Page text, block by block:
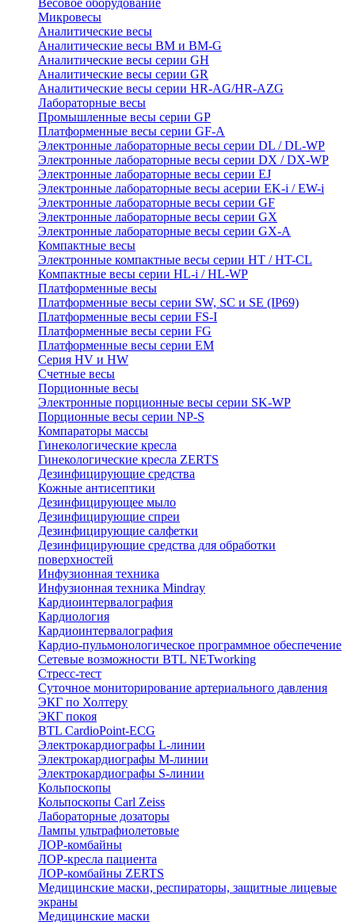
Весовое оборудование
Микровесы
Аналитические весы
Аналитические весы BM и BM-G
Аналитические весы серии GH
Аналитические весы серии GR
Аналитические весы серии HR-AG/HR-AZG
Лабораторные весы
Промышленные весы серии GP
Платформенные весы серии GF-A
Электронные лабораторные весы серии DL / DL-WP
Электронные лабораторные весы серии DX / DX-WP
Электронные лабораторные весы серии EJ
Электронные лабораторные весы aсерии EK-i / EW-i
Электронные лабораторные весы серии GF
Электронные лабораторные весы серии GX
Электронные лабораторные весы серии GX-A
Компактные весы
Электронные компактные весы серии HT / HT-CL
Компактные весы серии HL-i / HL-WP
Платформенные весы
Платформенные весы серии SW, SC и SE (IP69)
Платформенные весы серии FS-I
Платформенные весы серии FG
Платформенные весы серии EM
Серия HV и HW
Счетные весы
Порционные весы
Электронные порционные весы серии SK-WP
Порционные весы серии NP-S
Компараторы массы
Гинекологические кресла
Гинекологические кресла ZERTS
Дезинфицирующие средства
Кожные антисептики
Дезинфицирующее мыло
Дезинфицирующие спреи
Дезинфицирующие салфетки
Дезинфицирующие средства для обработки
поверхностей
Инфузионная техника
Инфузионная техника Mindray
Кардиоинтервалография
Кардиология
Кардиоинтервалография
Кардио-пульмонологическое программное обеспечение
Сетевые возможности BTL NETworking
Стресс-тест
Суточное мониторирование артериального давления
ЭКГ по Холтеру
ЭКГ покоя
BTL CardioPoint-ECG
Электрокардиографы L-линии
Электрокардиографы M-линии
Электрокардиографы S-линии
Кольпоскопы
Кольпоскопы Carl Zeiss
Лабораторные дозаторы
Лампы ультрафиолетовые
ЛОР-комбайны
ЛОР-кресла пациента
ЛОР-комбайны ZERTS
Медицинские маски, респираторы, защитные лицевые
экраны
Медицинские маски